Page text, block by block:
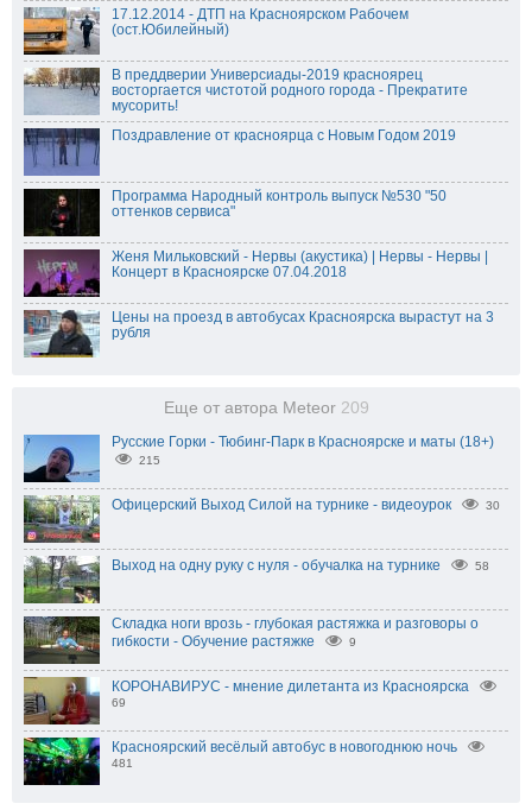
17.12.2014 - ДТП на Красноярском Рабочем
(ост.Юбилейный)
В преддверии Универсиады-2019 красноярец
восторгается чистотой родного города - Прекратите
мусорить!
Поздравление от красноярца с Новым Годом 2019
Программа Народный контроль выпуск №530 "50
оттенков сервиса"
Женя Мильковский - Нервы (акустика) | Нервы - Нервы |
Концерт в Красноярске 07.04.2018
Цены на проезд в автобусах Красноярска вырастут на 3
рубля
Еще от автора Meteor 209
Русские Горки - Тюбинг-Парк в Красноярске и маты (18+)
215
Офицерский Выход Силой на турнике - видеоурок 30
Выход на одну руку с нуля - обучалка на турнике 58
Складка ноги врозь - глубокая растяжка и разговоры о
гибкости - Обучение растяжке
9
КОРОНАВИРУС - мнение дилетанта из Красноярска
69
Красноярский весёлый автобус в новогоднюю ночь
481